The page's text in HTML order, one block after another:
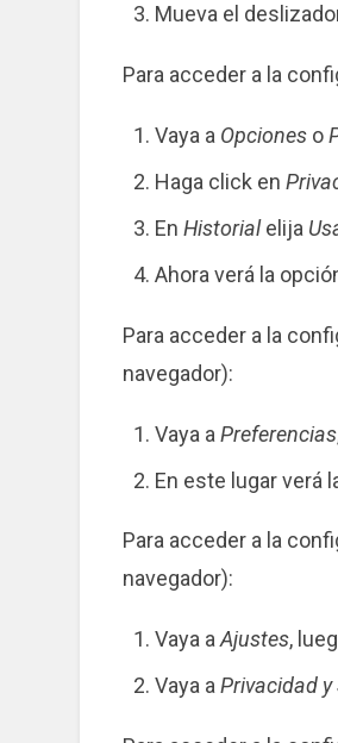
Mueva el
Para acceder a la
Vaya a Opciones o
Haga click en
EnHistorialelija
Ahora verá la
Para acceder a la
navegador):
Vaya aPreferencias
En este lugar verá
Para acceder a la
navegador):
Vaya aAjustes,
Vaya aPrivacidad